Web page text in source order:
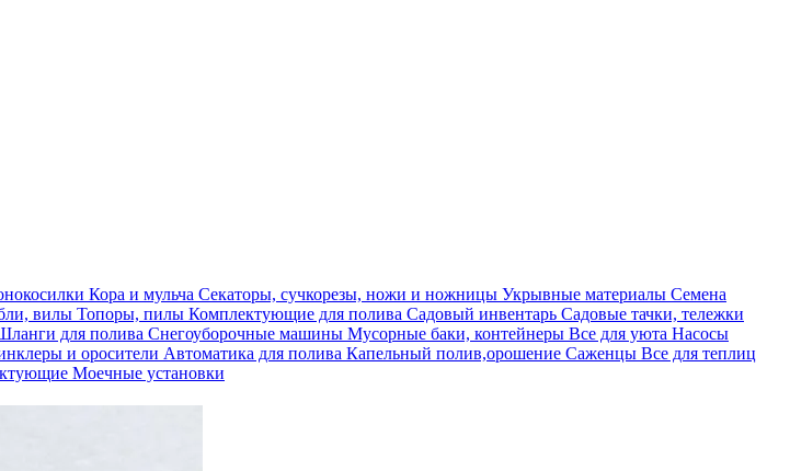
Кора и мульча Секаторы, сучкорезы, ножи и ножницы Укрывные материалы Семена
вилы Топоры, пилы Комплектующие для полива Садовый инвентарь Садовые тачки, тележки
для полива Снегоуборочные машины Мусорные баки, контейнеры Все для уюта Насосы
и оросители Автоматика для полива Капельный полив,орошение Саженцы Все для теплиц
Моечные установки